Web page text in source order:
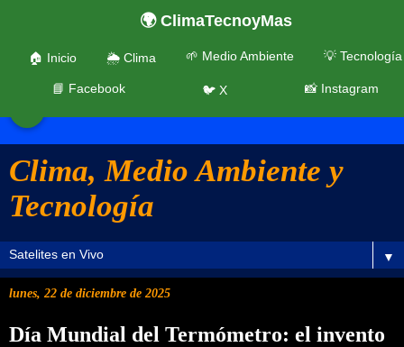
Clima, Medio Ambiente y
Tecnología
🌍 ClimaTecnoyMas
🏠 Inicio 🌦️ Clima 🌱 Medio Ambiente 💡 Tecnología
📘 Facebook 🐦 X 📸 Instagram
▼
lunes, 22 de diciembre de 2025
Día Mundial del Termómetro: el invento